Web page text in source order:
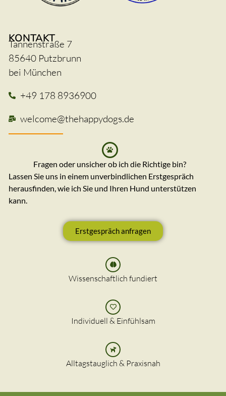
KONTAKT
Tannenstraße 7
85640 Putzbrunn
bei München
+49 178 8936900
welcome@thehappydogs.de
Fragen oder unsicher ob ich die Richtige bin?
Lassen Sie uns in einem unverbindlichen Erstgespräch
herausfinden, wie ich Sie und Ihren Hund unterstützen
kann.
Erstgespräch anfragen
Wissenschaftlich fundiert
Individuell & Einfühlsam
Alltagstauglich & Praxisnah